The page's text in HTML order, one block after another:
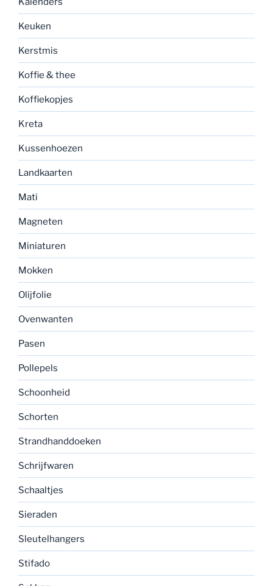
Keuken
Kerstmis
Koffie & thee
Koffiekopjes
Kreta
Kussenhoezen
Landkaarten
Mati
Magneten
Miniaturen
Mokken
Olijfolie
Ovenwanten
Pasen
Pollepels
Schoonheid
Schorten
Strandhanddoeken
Schrijfwaren
Schaaltjes
Sieraden
Sleutelhangers
Stifado